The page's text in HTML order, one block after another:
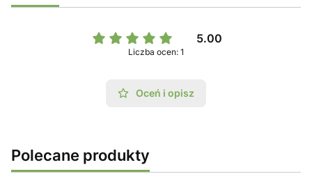
5.00
Liczba ocen: 1
Oceń i opisz
Polecane produkty